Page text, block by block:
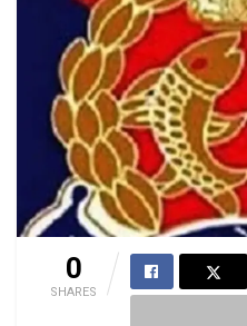
0
SHARES